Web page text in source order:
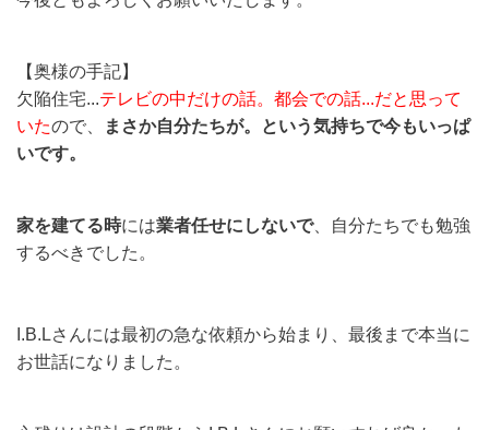
【奥様の手記】
欠陥住宅...テレビの中だけの話。都会での話...だと思って
いたので、
まさか自分たちが。という気持ちで今もいっぱ
いです。
家を建てる時には業者任せにしないで、自分たちでも勉強
するべきでした。
I.B.Lさんには最初の急な依頼から始まり、最後まで本当に
お世話になりました。